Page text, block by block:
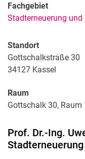
Fachgebiet
Stadterneuerung
Standort
Gottschalkstraße 30
34127 Kassel
Raum
Gottschalk 30, Raum
Prof. Dr.-Ing.